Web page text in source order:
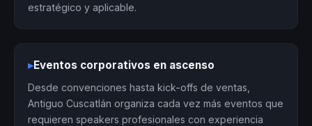
estratégico y aplicable.
▸Eventos corporativos en ascenso
Desde convenciones hasta kick-offs de ventas,
Antiguo Cuscatlán organiza cada vez más eventos que
requieren speakers profesionales con experiencia